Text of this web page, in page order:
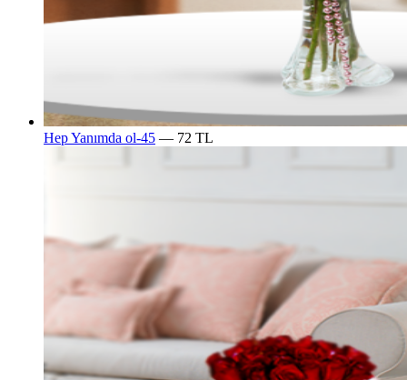
Hep Yanımda ol-45 — 72 TL